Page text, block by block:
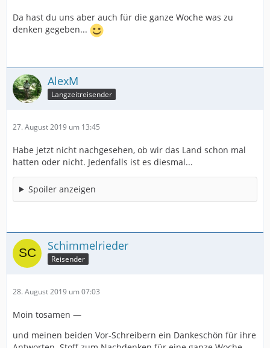
Da hast du uns aber auch für die ganze Woche was zu
denken gegeben...
AlexM
Langzeitreisender
27. August 2019 um 13:45
Habe jetzt nicht nachgesehen, ob wir das Land schon mal
hatten oder nicht. Jedenfalls ist es diesmal...
Spoiler anzeigen
Schimmelrieder
Reisender
28. August 2019 um 07:03
Moin tosamen —
und meinen beiden Vor-Schreibern ein Dankeschön für ihre